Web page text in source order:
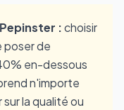
:choisir
poser de
en-dessous
n'importe
la qualité ou